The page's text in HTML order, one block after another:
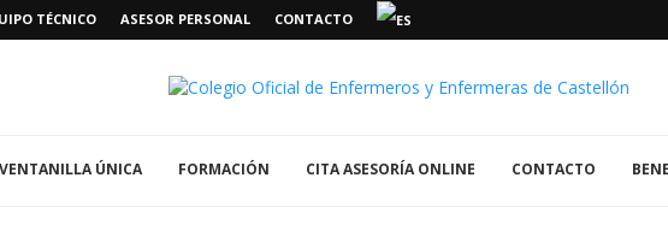
TÉCNICO ASESOR PERSONAL CONTACTO
VENTANILLA ÚNICA FORMACIÓN CITA ASESORÍA ONLINE CONTACTO